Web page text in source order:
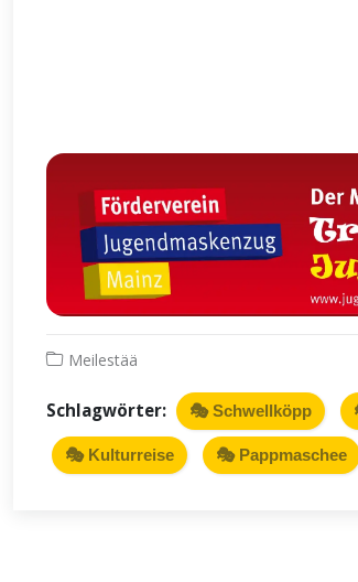
Meilestää
Schlagwörter: 🎭 Schwellköpp
🎭 Kulturreise 🎭 Pappmaschee